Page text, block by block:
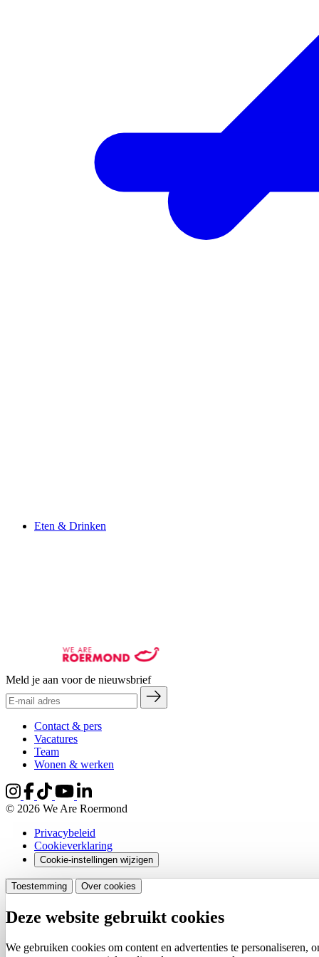
Eten & Drinken
Meld je aan voor de nieuwsbrief
Contact & pers
Vacatures
Team
Wonen & werken
© 2026 We Are Roermond
Privacybeleid
Cookieverklaring
Cookie-instellingen wijzigen
Toestemming Over cookies
Deze website gebruikt cookies
We gebruiken cookies om content en advertenties te